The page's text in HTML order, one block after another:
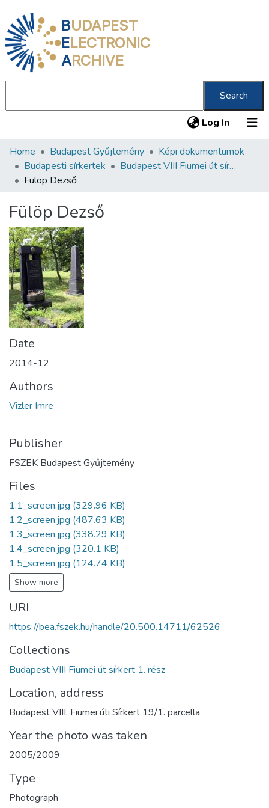
BUDAPEST
ELECTRONIC
ARCHIVE
Search
Log In (current)
Communities & Collections
All of DSpace
About us
Home Budapest Gyűjtemény
Képi dokumentumok
Budapesti sírkertek
Budapest VIII Fiumei út sírkert 1. rész
Fülöp Dezső
Fülöp Dezső
Date
2014-12
Authors
Vizler Imre
Publisher
FSZEK Budapest Gyűjtemény
Files
1.1_screen.jpg (329.96 KB)
1.2_screen.jpg (487.63 KB)
1.3_screen.jpg (338.29 KB)
1.4_screen.jpg (320.1 KB)
1.5_screen.jpg (124.74 KB)
Show more
URI
https://bea.fszek.hu/handle/20.500.14711/62526
Collections
Budapest VIII Fiumei út sírkert 1. rész
Location, address
Budapest VIII. Fiumei úti Sírkert 19/1. parcella
Year the photo was taken
2005/2009
Type
Photograph